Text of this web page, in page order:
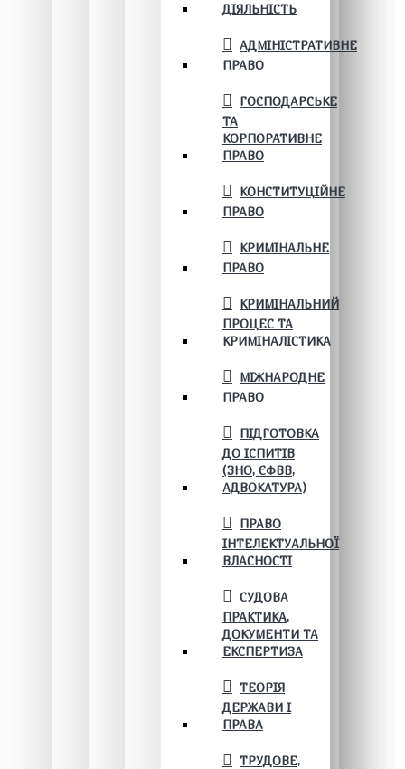
ДІЯЛЬНІСТЬ
АДМІНІСТРАТИВНЕ
ПРАВО
ГОСПОДАРСЬКЕ
ТА
КОРПОРАТИВНЕ
ПРАВО
КОНСТИТУЦІЙНЕ
ПРАВО
КРИМІНАЛЬНЕ
ПРАВО
КРИМІНАЛЬНИЙ
ПРОЦЕС ТА
КРИМІНАЛІСТИКА
МІЖНАРОДНЕ
ПРАВО
ПІДГОТОВКА
ДО ІСПИТІВ
(ЗНО, ЄФВВ,
АДВОКАТУРА)
ПРАВО
ІНТЕЛЕКТУАЛЬНОЇ
ВЛАСНОСТІ
СУДОВА
ПРАКТИКА,
ДОКУМЕНТИ ТА
ЕКСПЕРТИЗА
ТЕОРІЯ
ДЕРЖАВИ І
ПРАВА
ТРУДОВЕ,